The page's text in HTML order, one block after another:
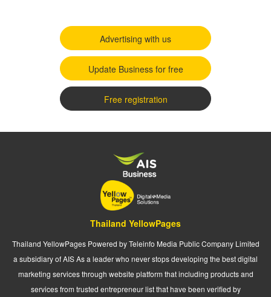
Advertising with us
Update Business for free
Free registration
Thailand YellowPages
Thailand YellowPages Powered by Teleinfo Media Public Company Limited
a subsidiary of AIS As a leader who never stops developing the best digital
marketing services through website platform that including products and
services from trusted entrepreneur list that have been verified by